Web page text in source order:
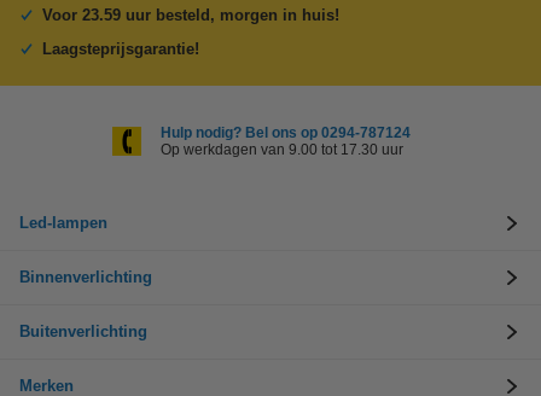
Voor 23.59 uur besteld, morgen in huis!
Laagsteprijsgarantie!
Hulp nodig? Bel ons op 0294-787124
Op werkdagen van 9.00 tot 17.30 uur
Led-lampen
Binnenverlichting
Buitenverlichting
Merken